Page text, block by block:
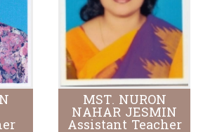
MST. NURON
NAHAR JESMIN
Assistant Teacher